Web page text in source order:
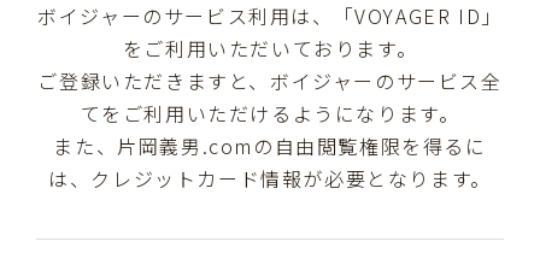
ボイジャーのサービス利用は、「VOYAGER ID」
をご利用いただいております。
ご登録いただきますと、ボイジャーのサービス全
てをご利用いただけるようになります。
また、片岡義男.comの自由閲覧権限を得るに
は、クレジットカード情報が必要となります。